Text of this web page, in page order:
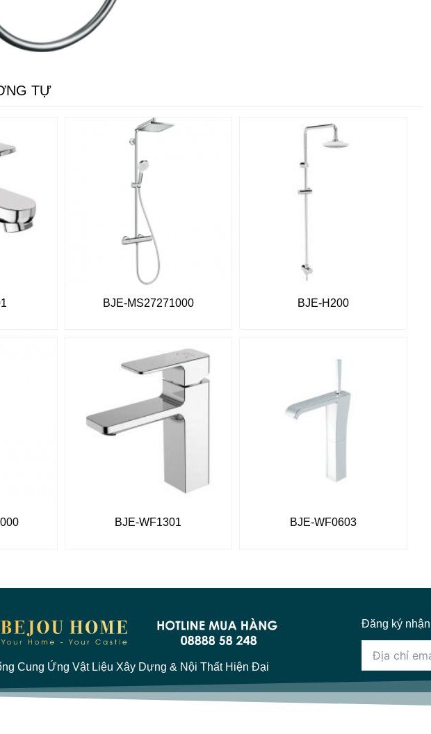
TỰ
BJE-MS27271000 BJE-H200
BJE-WF1301 BJE-WF0603
Cung Ứng Vật Liệu Xây Dựng & Nội Thất Hiện Đại
Đăng ký